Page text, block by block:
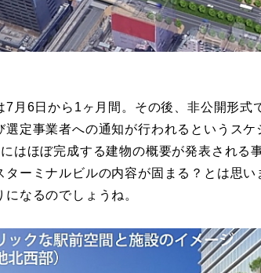
7月6日から1ヶ月間。その後、非公開形
選定事業者への通知が行われるというス
はほぼ完成する建物の概要が発表される
ターミナルビルの内容が固まる？とは思
になるのでしょうね。